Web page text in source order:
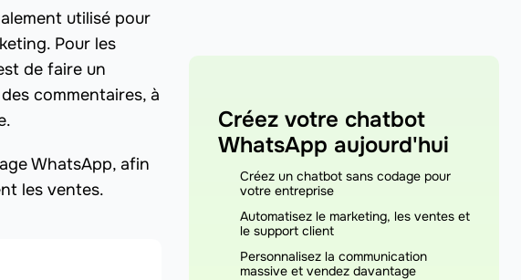
utilisé pour
Pour les
de faire un
commentaires, à
WhatsApp, afin
les ventes.
Créez votre chatbot
WhatsApp aujourd'hui
Créez un chatbot sans codage pour
votre entreprise
Automatisez le marketing, les ventes et
le support client
Personnalisez la communication
massive et vendez davantage